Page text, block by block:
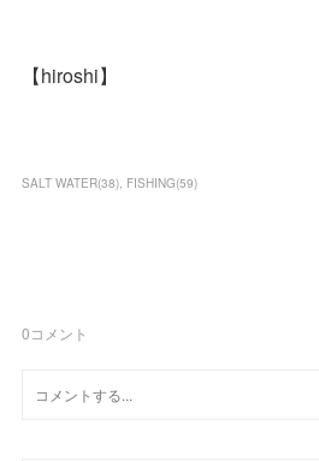
【hiroshi】
SALT WATER(38) FISHING(59)
0コメント